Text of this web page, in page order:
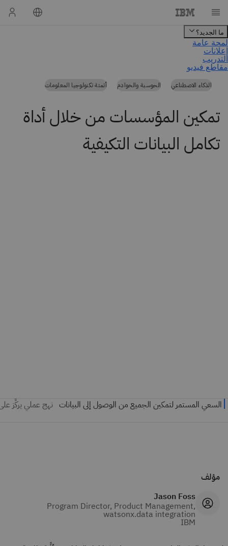
الذكاء الاصطناعي الحوسبة والخوادم أتمتة تكنولوجيا المعلومات
تمكين المؤسسات من خلال أداة
تكامل البيانات التكيفية
مؤلف
Jason Foss
Program Director, Product Management,
watsonx.data integration
IBM